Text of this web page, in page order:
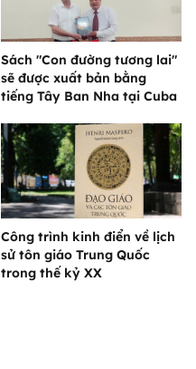
Sách "Con đường tương lai"
sẽ được xuất bản bằng
tiếng Tây Ban Nha tại Cuba
Công trình kinh điển về lịch
sử tôn giáo Trung Quốc
trong thế kỷ XX